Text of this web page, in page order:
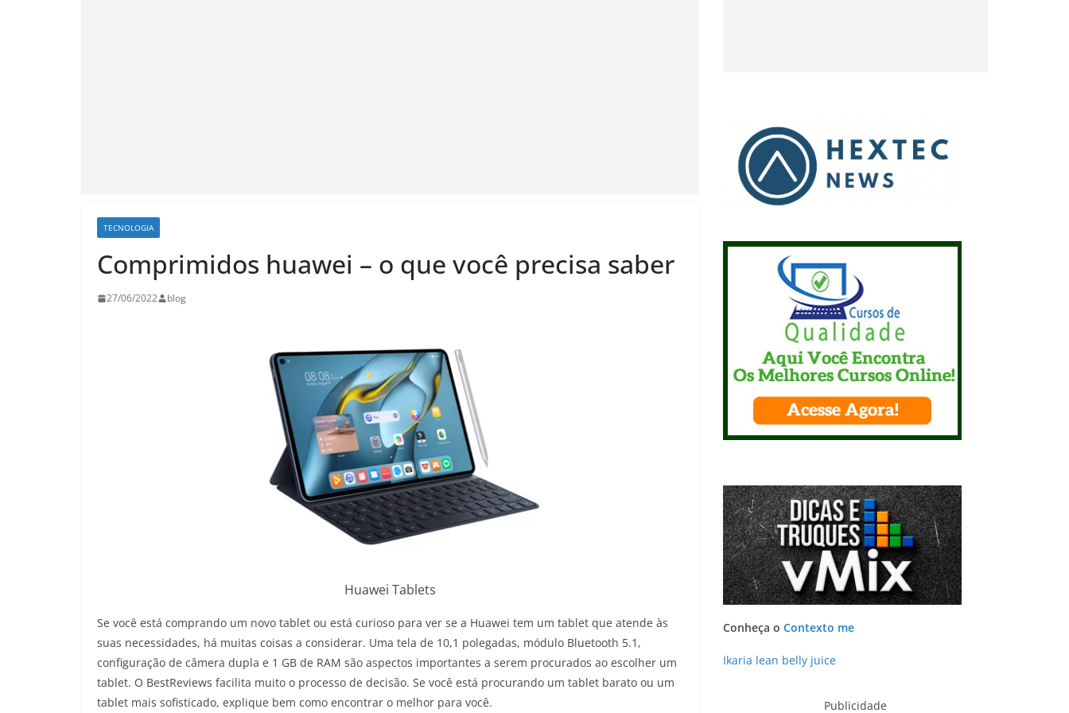
TECNOLOGIA
Comprimidos huawei – o que você precisa saber
27/06/2022 blog
Huawei Tablets
Se você está comprando um novo tablet ou está curioso para ver se a Huawei tem um tablet que atende às
suas necessidades, há muitas coisas a considerar. Uma tela de 10,1 polegadas, módulo Bluetooth 5.1,
configuração de câmera dupla e 1 GB de RAM são aspectos importantes a serem procurados ao escolher um
tablet. O BestReviews facilita muito o processo de decisão. Se você está procurando um tablet barato ou um
tablet mais sofisticado, explique bem como encontrar o melhor para você.
Conheça o Contexto me
Ikaria lean belly juice
Publicidade